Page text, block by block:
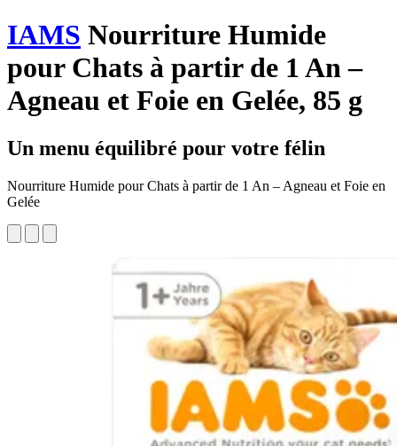
IAMS Nourriture Humide
pour Chats à partir de 1 An –
Agneau et Foie en Gelée, 85 g
Un menu équilibré pour votre félin
Nourriture Humide pour Chats à partir de 1 An – Agneau et Foie en
Gelée